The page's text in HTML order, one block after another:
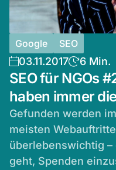
Google SEO
03.11.2017 6 Min.
SEO für NGOs
haben immer
Gefunden werden
meisten
überlebenswichtig –
geht, Spenden